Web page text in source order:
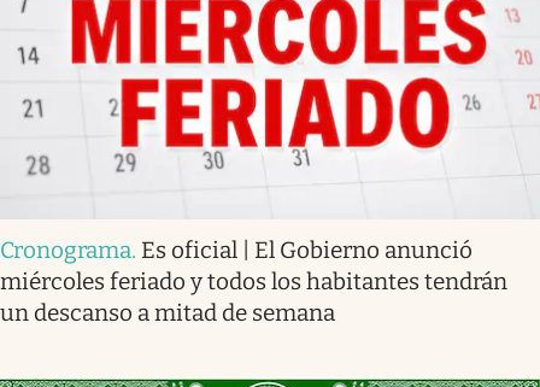
Cronograma. Es oficial | El Gobierno anunció
miércoles feriado y todos los habitantes tendrán
un descanso a mitad de semana